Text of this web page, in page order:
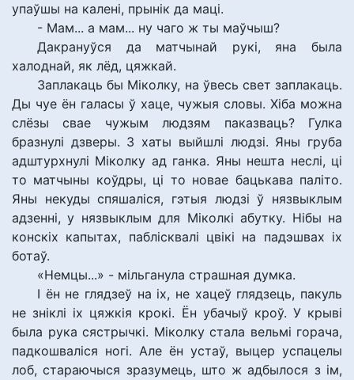
упаўшы на калені, прынік да маці.
- Мам... а мам... ну чаго ж ты маўчыш?
Дакрануўся да матчынай рукі, яна была
халоднай, як лёд, цяжкай.
Заплакаць бы Міколку, на ўвесь свет заплакаць.
Ды чуе ён галасы ў хаце, чужыя словы. Хіба можна
слёзы свае чужым людзям паказваць? Гулка
бразнулі дзверы. З хаты выйшлі людзі. Яны груба
адштурхнулі Міколку ад ганка. Яны нешта неслі, ці
то матчыны коўдры, ці то новае бацькава паліто.
Яны некуды спяшаліся, гэтыя людзі ў нязвыклым
адзенні, у нязвыклым для Міколкі абутку. Нібы на
конскіх капытах, паблісквалі цвікі на падэшвах іх
ботаў.
«Немцы...» - мільганула страшная думка.
І ён не глядзеў на іх, не хацеў глядзець, пакуль
не зніклі іх цяжкія крокі. Ён убачыў кроў. У крыві
была рука сястрычкі. Міколку стала вельмі горача,
падкошваліся ногі. Але ён устаў, выцер успацелы
лоб, стараючыся зразумець, што ж адбылося з ім,